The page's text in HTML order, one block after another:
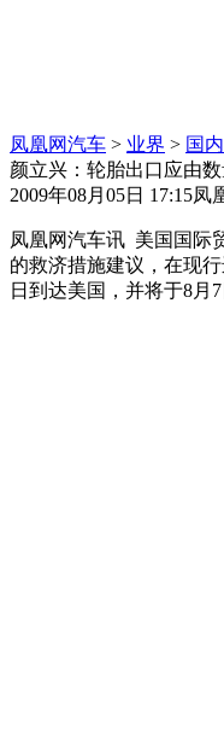
凤凰网汽车 > 业界 > 国
颜立兴：轮胎出口应由
2009年08月05日 17:15凤
凤凰网汽车讯 美国国际
的救济措施建议，在现
日到达美国，并将于8月